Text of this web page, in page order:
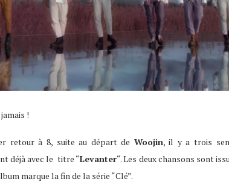
!
retour à 8, suite au départ de Woojin, il y a trois
déjà avec le titre “Levanter“. Les deux chansons sont
marque la fin de la série “Clé”.